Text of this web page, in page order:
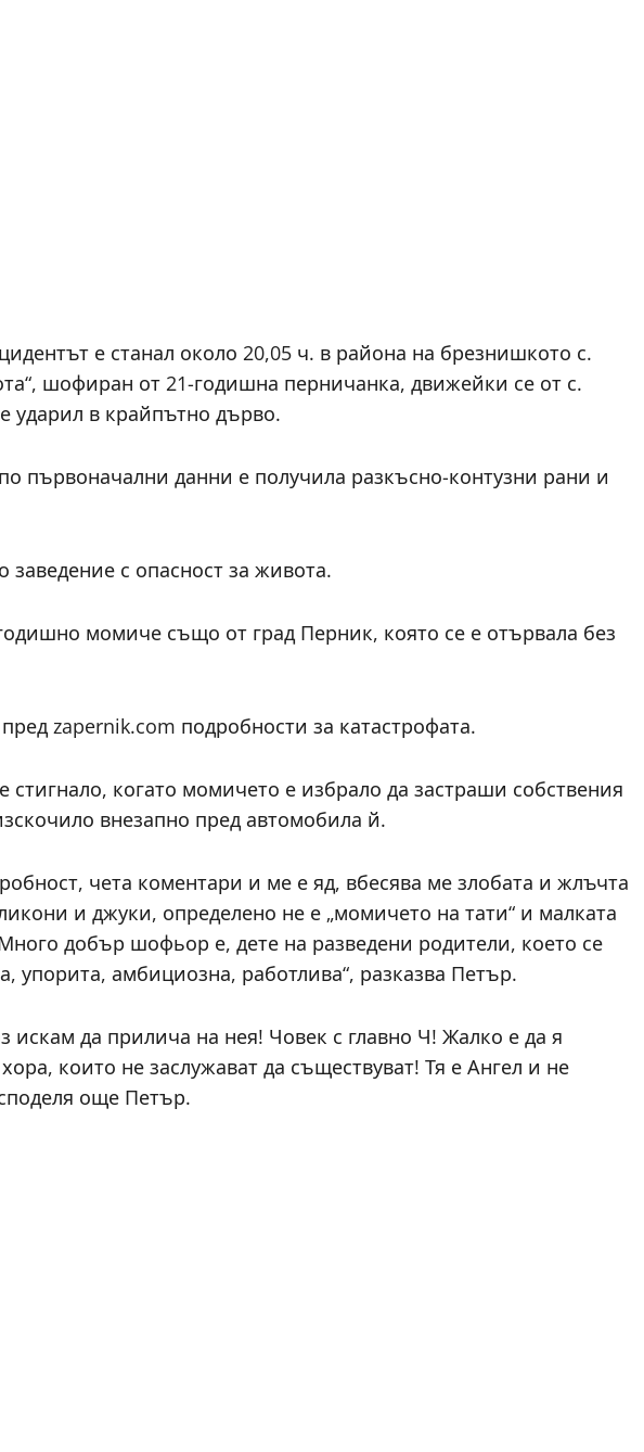
е станал около 20,05 ч. в района на брезнишкото с.
шофиран от 21-годишна перничанка, движейки се от с.
ударил в крайпътно дърво.
първоначални данни е получила разкъсно-контузни рани и
заведение с опасност за живота.
момиче също от град Перник, която се е отървала без
zapernik.com подробности за катастрофата.
стигнало, когато момичето е избрало да застраши собствения
внезапно пред автомобила й.
чета коментари и ме е яд, вбесява ме злобата и жлъчта
и джуки, определено не е „момичето на тати“ и малката
добър шофьор е, дете на разведени родители, което се
упорита, амбициозна, работлива“, разказва Петър.
да прилича на нея! Човек с главно Ч! Жалко е да я
които не заслужават да съществуват! Тя е Ангел и не
още Петър.